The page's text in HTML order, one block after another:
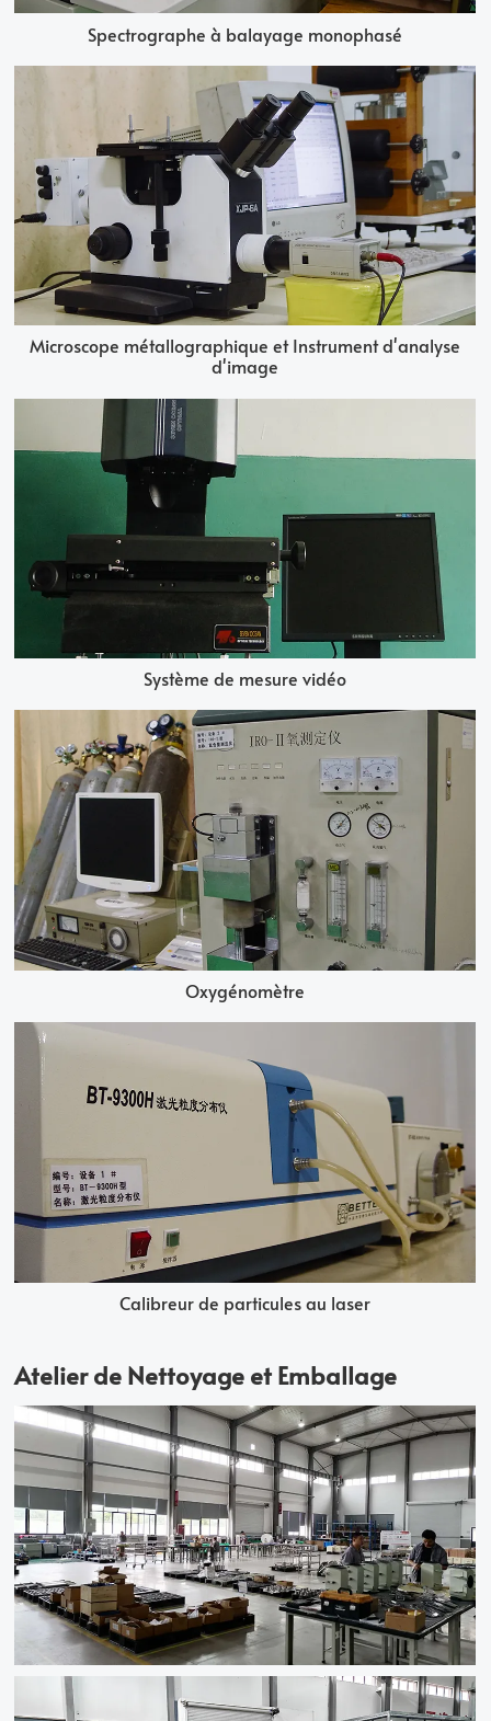
Spectrographe à balayage monophasé
Microscope métallographique et Instrument d'analyse
d'image
Système de mesure vidéo
Oxygénomètre
Calibreur de particules au laser
Atelier de Nettoyage et Emballage